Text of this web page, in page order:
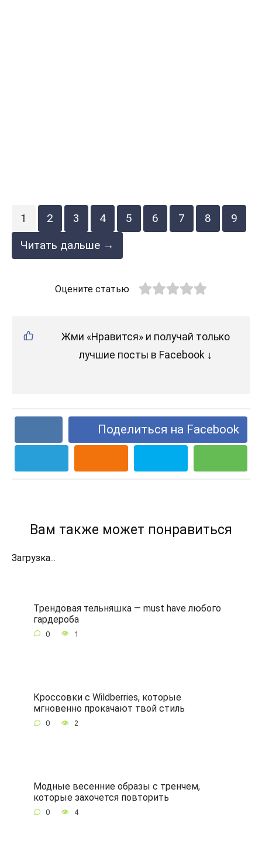
1 2 3 4 5 6 7 8
9
Читать дальше →
Оцените статью
Жми «Нравится» и получай только
лучшие посты в Facebook ↓
Поделиться на Facebook
Вам также может понравиться
Загрузка...
Трендовая тельняшка — must have любого
гардероба
0 1
Кроссовки с Wildberries, которые
мгновенно прокачают твой стиль
0 2
Модные весенние образы с тренчем,
которые захочется повторить
0 4